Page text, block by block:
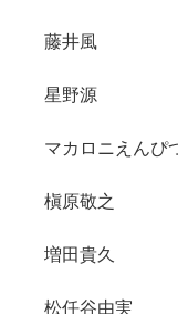
藤井風
星野源
マカロニえんぴ
槇原敬之
増田貴久
松任谷由実